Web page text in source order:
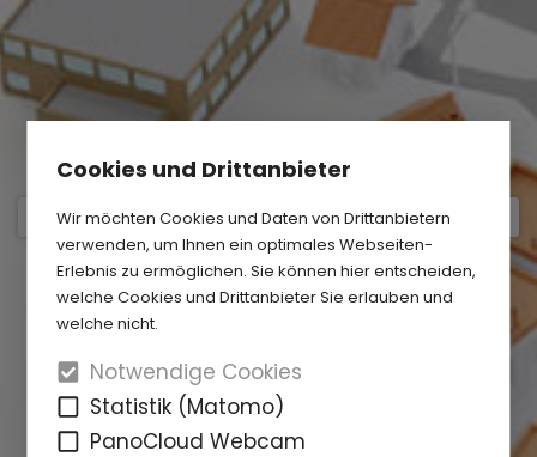
Cookies und Drittanbieter
Wir möchten Cookies und Daten von Drittanbietern
verwenden, um Ihnen ein optimales Webseiten-
Erlebnis zu ermöglichen. Sie können hier entscheiden,
welche Cookies und Drittanbieter Sie erlauben und
welche nicht.
Notwendige Cookies
Statistik (Matomo)
PanoCloud Webcam